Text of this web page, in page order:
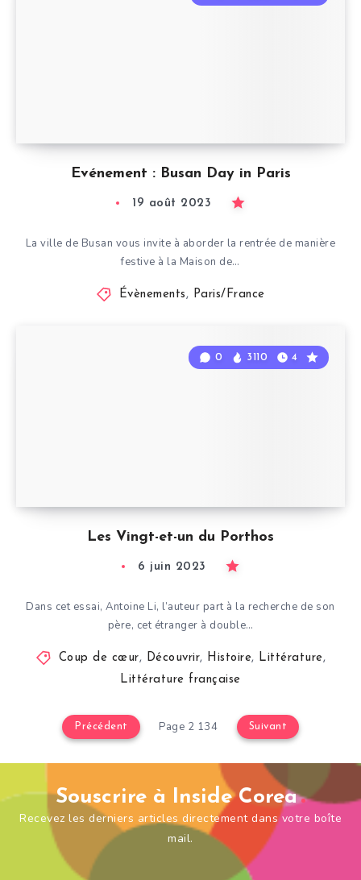
Evénement : Busan Day in Paris
19 août 2023
La ville de Busan vous invite à aborder la rentrée de manière
festive à la Maison de…
Évènements, Paris/France
Les Vingt-et-un du Porthos
0 3110 4
6 juin 2023
Dans cet essai, Antoine Li, l’auteur part à la recherche de son
père, cet étranger à double…
Coup de cœur, Découvrir, Histoire, Littérature,
Littérature française
Précédent Page 2 134 Suivant
Souscrire à Inside Corea
Recevez les derniers articles directement dans votre boîte
mail.